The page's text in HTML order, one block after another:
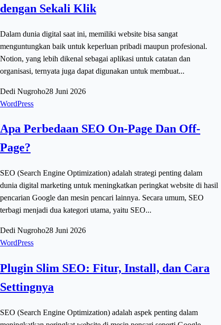
dengan Sekali Klik
Dalam dunia digital saat ini, memiliki website bisa sangat
menguntungkan baik untuk keperluan pribadi maupun profesional.
Notion, yang lebih dikenal sebagai aplikasi untuk catatan dan
organisasi, ternyata juga dapat digunakan untuk membuat...
Dedi Nugroho28 Juni 2026
WordPress
Apa Perbedaan SEO On-Page Dan Off-
Page?
SEO (Search Engine Optimization) adalah strategi penting dalam
dunia digital marketing untuk meningkatkan peringkat website di hasil
pencarian Google dan mesin pencari lainnya. Secara umum, SEO
terbagi menjadi dua kategori utama, yaitu SEO...
Dedi Nugroho28 Juni 2026
WordPress
Plugin Slim SEO: Fitur, Install, dan Cara
Settingnya
SEO (Search Engine Optimization) adalah aspek penting dalam